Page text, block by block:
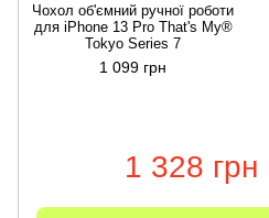
Чохол об'ємний ручної роботи
для iPhone 13 Pro That's My®
Tokyo Series 7
1 099 грн
1 328 грн